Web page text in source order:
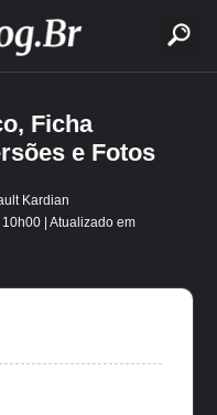
Ficha
e Fotos
Kardian
10h00 | Atualizado em